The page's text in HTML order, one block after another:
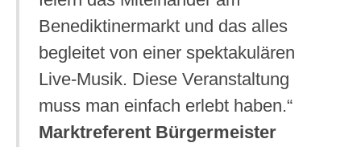
Benediktinermarkt und das alles
begleitet von einer spektakulären
Live-Musik. Diese Veranstaltung
muss man einfach erlebt haben.“
Marktreferent Bürgermeister